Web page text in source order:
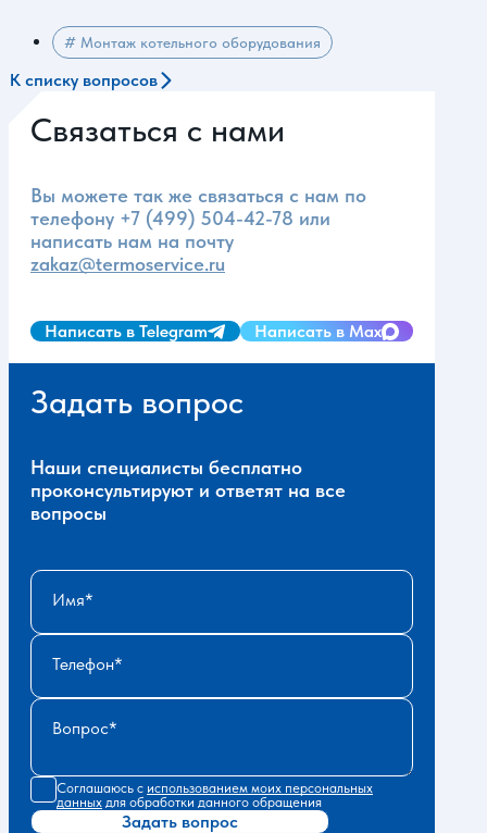
# Монтаж котельного оборудования
К списку вопросов
Связаться с нами
Вы можете так же связаться с нам по
телефону +7 (499) 504-42-78 или
написать нам на почту
zakaz@termoservice.ru
Написать в Telegram Написать в Max
Задать вопрос
Наши специалисты бесплатно
проконсультируют и ответят на все
вопросы
Имя
Телефон
Вопрос
Соглашаюсь с использованием моих персональных
данных для обработки данного обращения
Задать вопрос